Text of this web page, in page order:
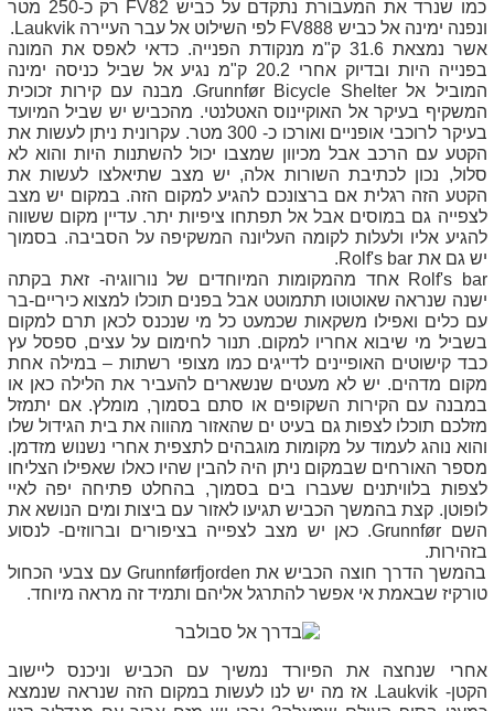
כמו שנרד את המעבורת נתקדם על כביש FV82
רק כ-250 מטר
ונפנה ימינה אל כביש FV888 לפי השילוט אל עבר העיירה Laukvik
.
אשר נמצאת 31.6 ק"מ מנקודת הפנייה. כדאי לאפס את המונה
בפנייה היות ובדיוק אחרי 20.2 ק"מ נגיע אל שביל כניסה ימינה
המוביל אל Grunnfør Bicycle Shelter. מבנה עם קירות זכוכית
המשקיף בעיקר אל האוקיינוס האטלנטי. מהכביש יש שביל המיועד
בעיקר לרוכבי אופניים ואורכו כ- 300 מטר. עקרונית ניתן לעשות את
הקטע עם הרכב אבל מכיוון שמצבו יכול להשתנות היות והוא לא
סלול, נכון לכתיבת השורות אלה, יש מצב שתיאלצו לעשות את
הקטע הזה רגלית אם ברצונכם להגיע למקום הזה. במקום יש מצב
לצפייה גם במוסים אבל אל תפתחו ציפיות יתר. עדיין מקום ששווה
להגיע אליו ולעלות לקומה העליונה המשקיפה על הסביבה. בסמוך
יש גם את Rolf's bar
.
Rolf's bar אחד מהמקומות המיוחדים של נורווגיה- זאת בקתה
ישנה שנראה שאוטוטו תתמוטט אבל בפנים תוכלו למצוא כיריים-בר
עם כלים ואפילו משקאות שכמעט כל מי שנכנס לכאן תרם למקום
בשביל מי שיבוא אחריו למקום. תנור לחימום על עצים, ספסל עץ
כבד קישוטים האופיינים לדייגים כמו מצופי רשתות – במילה אחת
מקום מדהים. יש לא מעטים שנשארים להעביר את הלילה כאן או
במבנה עם הקירות השקופים או סתם בסמוך, מומלץ. אם יתמזל
מזלכם תוכלו לצפות גם בעיט ים שהאזור מהווה את בית הגידול שלו
והוא נוהג לעמוד על מקומות מוגבהים לתצפית אחרי נשנוש מזדמן.
מספר האורחים שבמקום ניתן היה להבין שהיו כאלו שאפילו הצליחו
לצפות בלוויתנים שעברו בים בסמוך, בהחלט פתיחה יפה לאיי
לופוטן. קצת בהמשך הכביש תגיעו לאזור עם ביצות ומים הנושא את
השם Grunnfør. כאן יש מצב לצפייה בציפורים וברווזים- לנסוע
בזהירות.
בהמשך הדרך חוצה הכביש את Grunnførfjordenעם צבעי הכחול
טורקיז שבאמת אי אפשר להתרגל אליהם ותמיד זה מראה מיוחד.
אחרי שנחצה את הפיורד נמשיך עם הכביש וניכנס ליישוב
הקטן- Laukvik. אז מה יש לנו לעשות במקום הזה שנראה שנמצא